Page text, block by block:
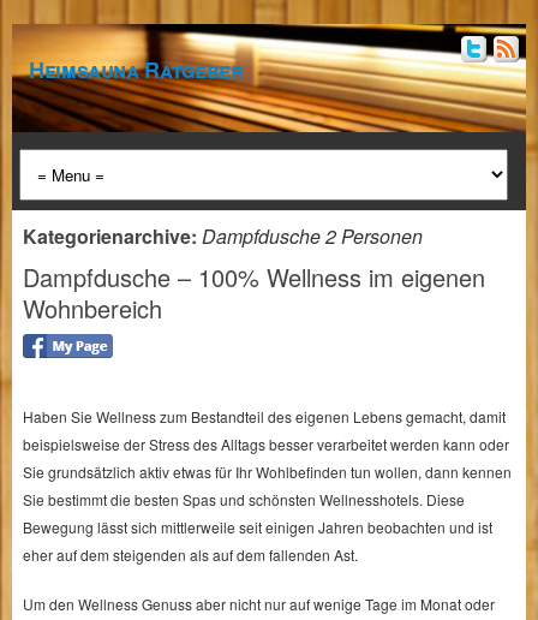
Heimsauna Ratgeber
Kategorienarchive: Dampfdusche 2 Personen
Dampfdusche – 100% Wellness im eigenen
Wohnbereich
Haben Sie Wellness zum Bestandteil des eigenen Lebens gemacht, damit
beispielsweise der Stress des Alltags besser verarbeitet werden kann oder
Sie grundsätzlich aktiv etwas für Ihr Wohlbefinden tun wollen, dann kennen
Sie bestimmt die besten Spas und schönsten Wellnesshotels. Diese
Bewegung lässt sich mittlerweile seit einigen Jahren beobachten und ist
eher auf dem steigenden als auf dem fallenden Ast.
Um den Wellness Genuss aber nicht nur auf wenige Tage im Monat oder